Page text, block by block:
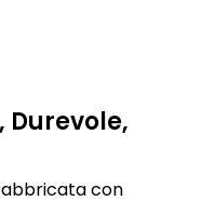
Durevole,
con